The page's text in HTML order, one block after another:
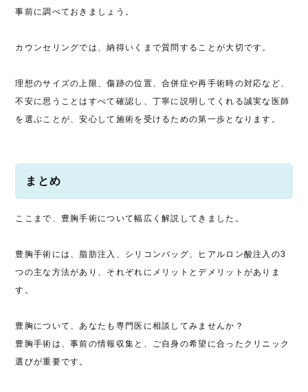
事前に調べておきましょう。
カウンセリングでは、納得いくまで質問することが大切です。
理想のサイズの上限、傷跡の位置、合併症や再手術時の対応など、
不安に思うことはすべて確認し、丁寧に説明してくれる誠実な医師
を選ぶことが、安心して施術を受けるための第一歩となります。
まとめ
ここまで、豊胸手術について幅広く解説してきました。
豊胸手術には、脂肪注入、シリコンバッグ、ヒアルロン酸注入の3
つの主な方法があり、それぞれにメリットとデメリットがありま
す。
豊胸について、あなたも専門医に相談してみませんか？
豊胸手術は、事前の情報収集と、ご自身の希望に合ったクリニック
選びが重要です。